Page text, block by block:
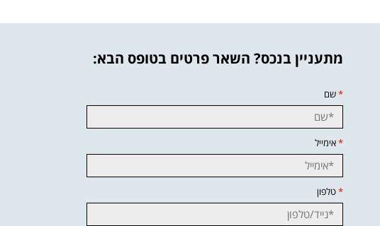
מתעניין בנכס? השאר פרטים בטופס הבא:
*שם
*אימייל
*טלפון